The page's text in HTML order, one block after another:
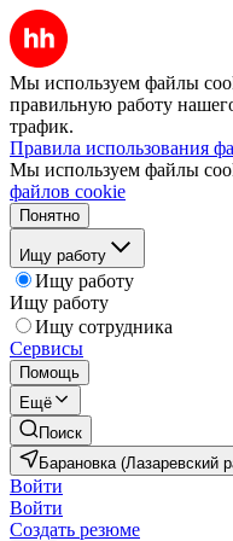
Мы используем файлы
правильную работу
трафик.
Правила использования
Мы используем файлы
файлов cookie
Понятно
Ищу работу
Ищу работу
Ищу работу
Ищу сотрудника
Сервисы
Помощь
Ещё
Поиск
Барановка (Лазаревский
Войти
Войти
Создать резюме